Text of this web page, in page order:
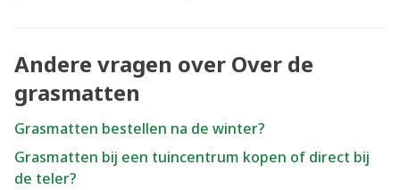
Andere vragen over Over de
grasmatten
Grasmatten bestellen na de winter?
Grasmatten bij een tuincentrum kopen of direct bij
de teler?